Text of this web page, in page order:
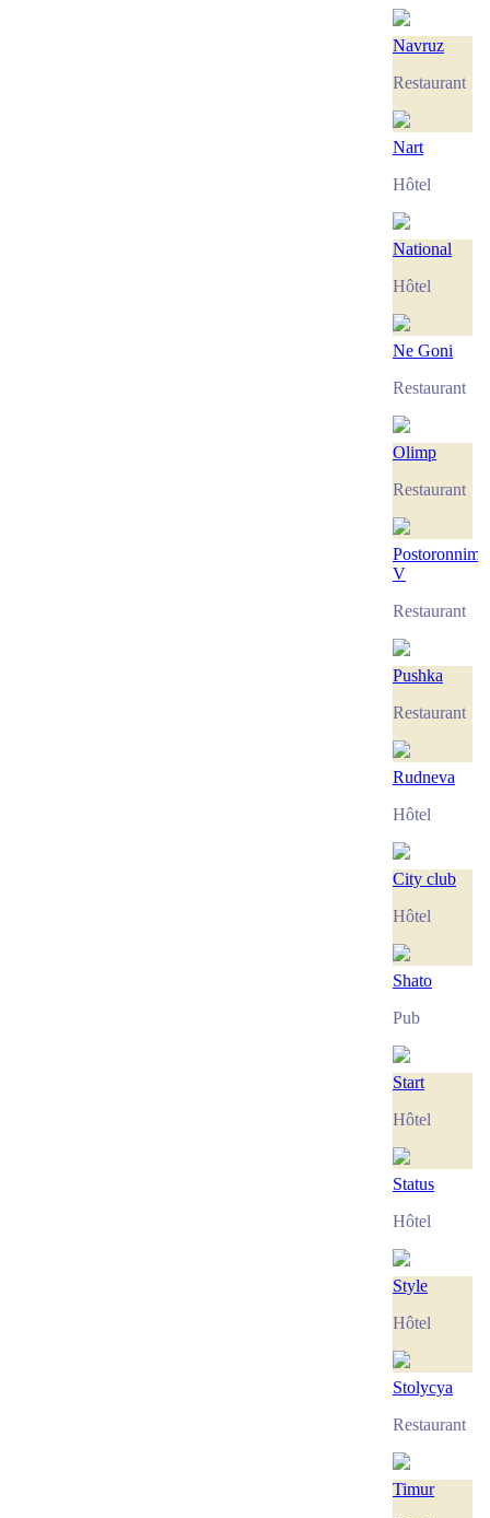
Navruz
Restaurant
Nart
Hôtel
National
Hôtel
Ne Goni
Restaurant
Olimp
Restaurant
Postoronnim
V
Restaurant
Pushka
Restaurant
Rudneva
Hôtel
City club
Hôtel
Shato
Pub
Start
Hôtel
Status
Hôtel
Style
Hôtel
Stolycya
Restaurant
Timur